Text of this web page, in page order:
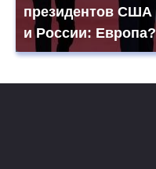
президентов США
и России: Европа?